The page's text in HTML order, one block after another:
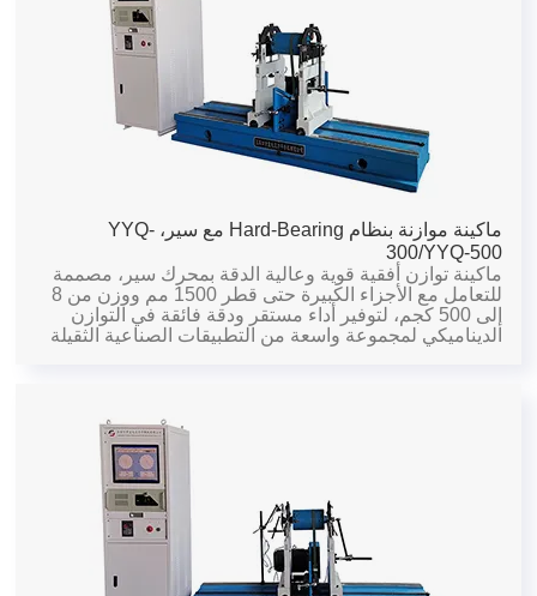
ماكينة موازنة بنظام Hard-Bearing مع سير، YYQ-
300/YYQ-500
ماكينة توازن أفقية قوية وعالية الدقة بمحرك سير، مصممة
للتعامل مع الأجزاء الكبيرة حتى قطر 1500 مم ووزن من 8
إلى 500 كجم، لتوفير أداء مستقر ودقة فائقة في التوازن
الديناميكي لمجموعة واسعة من التطبيقات الصناعية الثقيلة